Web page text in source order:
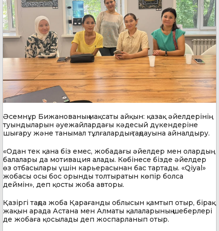
Әсемнұр Бижанованың мақсаты айқын: қазақ әйелдерінің
туындыларын әуежайлардағы кәдесый дүкендеріне
шығару және танымал тұлғалардың таңдауына айналдыру.
«Одан тек қана біз емес, жобадағы әйелдер мен олардың
балалары да мотивация алады. Көбінесе бізде әйелдер
өз отбасылары үшін карьерасынан бас тартады. «Qiyal»
жобасы осы бос орынды толтыратын көпір болса
деймін», деп қосты жоба авторы.
Қазіргі таңда жоба Қарағанды облысын қамтып отыр, бірақ
жақын арада Астана мен Алматы қалаларының шеберлері
де жобаға қосылады деп жоспарланып отыр.